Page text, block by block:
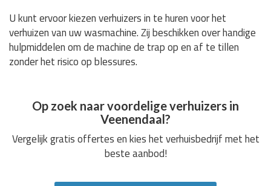
U kunt ervoor kiezen verhuizers in te huren voor het
verhuizen van uw wasmachine. Zij beschikken over handige
hulpmiddelen om de machine de trap op en af te tillen
zonder het risico op blessures.
Op zoek naar voordelige verhuizers in
Veenendaal?
Vergelijk gratis offertes en kies het verhuisbedrijf met het
beste aanbod!